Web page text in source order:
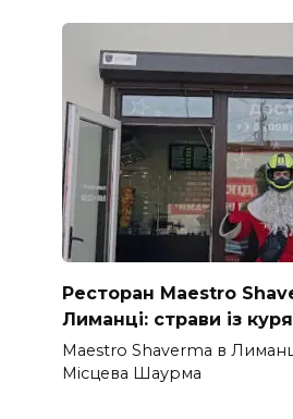
Ресторан Maestro
Лиманці: страви із
Maestro Shaverma в
Місцева Шаурма